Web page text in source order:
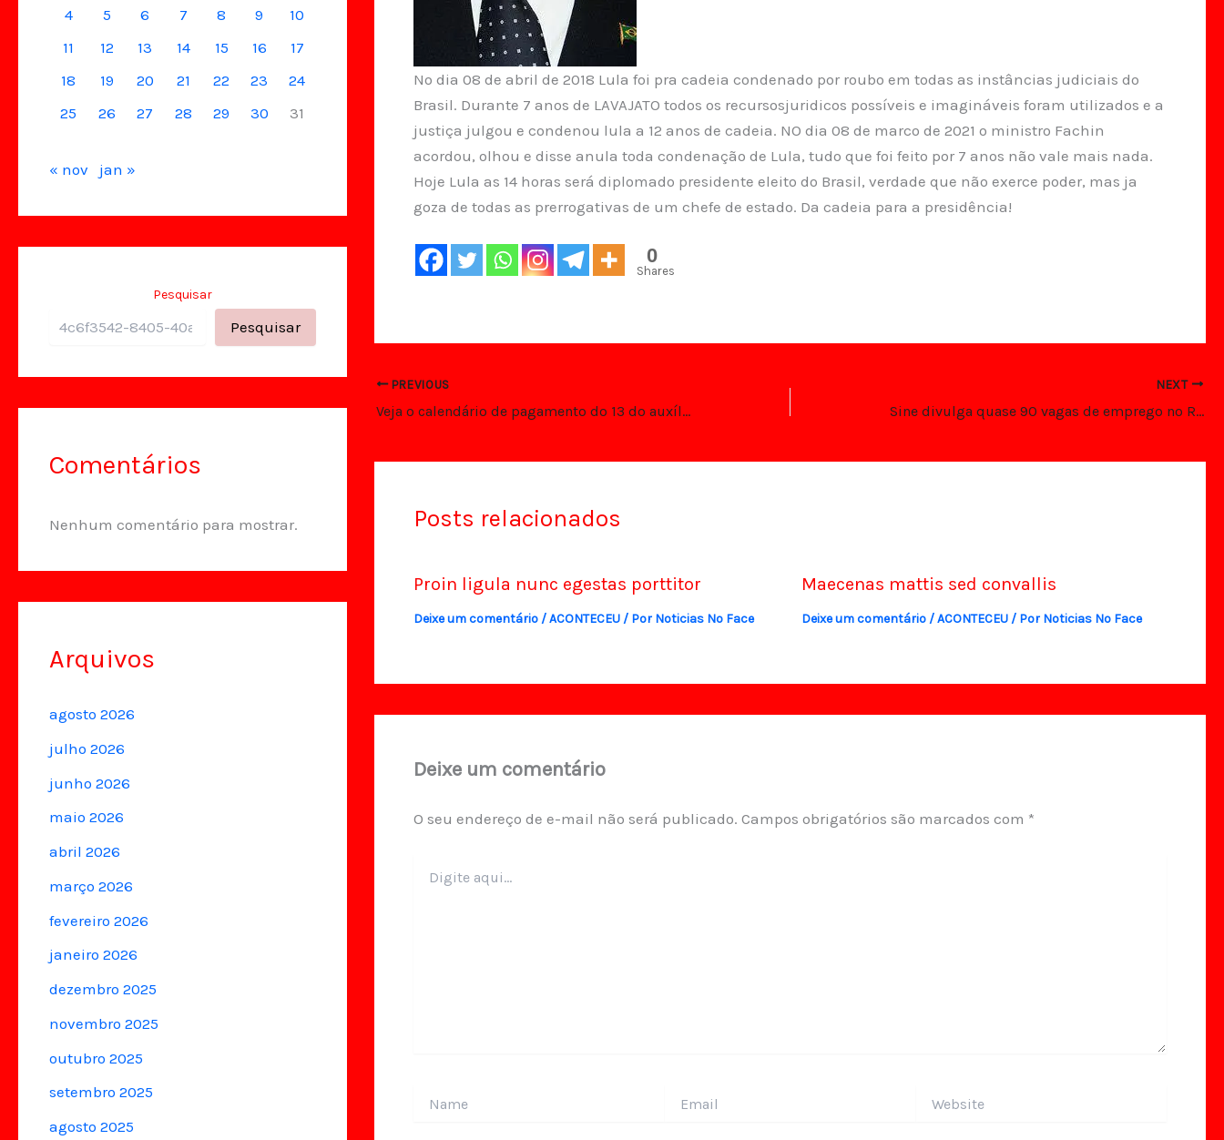
4 5 6 7 8 9
10
11
12 13 14 15 16
17
18
19 20 21 22 23
24
25
26 27 28 29 30 31
« nov jan »
Pesquisar
Pesquisar
Comentários
Nenhum comentário para mostrar.
Arquivos
agosto 2026
julho 2026
junho 2026
maio 2026
abril 2026
março 2026
fevereiro 2026
janeiro 2026
dezembro 2025
novembro 2025
outubro 2025
setembro 2025
agosto 2025
No dia 08 de abril de 2018 Lula foi pra cadeia condenado por roubo em todas as instâncias judiciais do
Brasil. Durante 7 anos de LAVAJATO todos os recursosjuridicos possíveis e imagináveis foram utilizados e a
justiça julgou e condenou lula a 12 anos de cadeia. NO dia 08 de marco de 2021 o ministro Fachin
acordou, olhou e disse anula toda condenação de Lula, tudo que foi feito por 7 anos não vale mais nada.
Hoje Lula as 14 horas será diplomado presidente eleito do Brasil, verdade que não exerce poder, mas ja
goza de todas as prerrogativas de um chefe de estado. Da cadeia para a presidência!
0
Shares
PREVIOUS
Veja o calendário de pagamento do 13 do auxílio Brasil
NEXT
Sine divulga quase 90 vagas de emprego no RN
Posts relacionados
Proin ligula nunc egestas porttitor
Deixe um comentário /ACONTECEU/ Por Noticias No Face
Maecenas mattis sed convallis
Deixe um comentário /ACONTECEU / Por Noticias No Face
Deixe um comentário
O seu endereço de e-mail não será publicado. Campos obrigatórios são marcados com *
aqui...